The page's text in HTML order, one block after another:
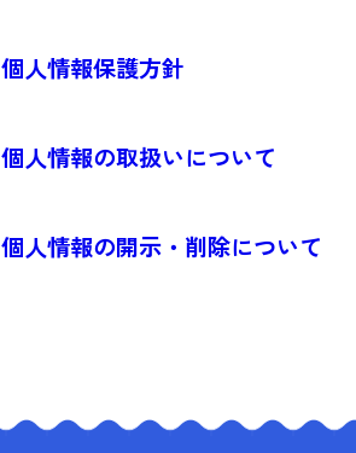
個人情報保護方針
個人情報の取扱いについて
個人情報の開示・削除について